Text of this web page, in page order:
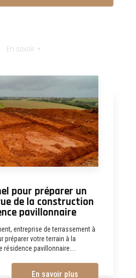
En savoir +
pour préparer un
de la construction
pavillonnaire
entreprise de terrassement à
préparer votre terrain à la
pavillonnaire....
En savoir plus